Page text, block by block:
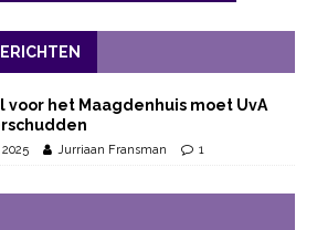
voor het Maagdenhuis moet UvA
Jurriaan Fransman 1